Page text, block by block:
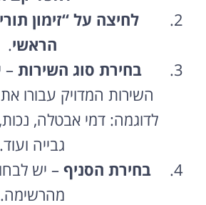
לחיצה על “זימון
הראשי.
בחירת סוג השירות –
השירות המדויק עבורו
לדוגמה: דמי אבטלה,
גבייה ועוד.
בחירת הסניף – יש
מהרשימה.